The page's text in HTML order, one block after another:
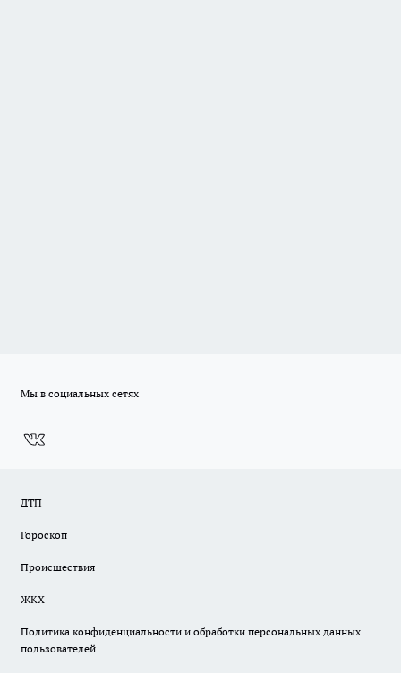
Мы в социальных сетях
ДТП
Гороскоп
Происшествия
ЖКХ
Политика конфиденциальности и обработки персональных данных
пользователей.